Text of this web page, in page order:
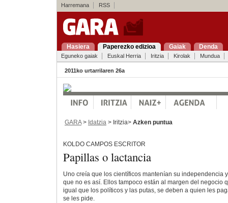
Harremana RSS
Hasiera Paperezko edizioa Gaiak Denda
Eguneko gaiak Euskal Herria Iritzia Kirolak Mundua
2011ko urtarrilaren 26a
GARA> Idatzia > Iritzia> Azken puntua
KOLDO CAMPOS ESCRITOR
Papillas o lactancia
Uno creía que los científicos mantenían su independencia
que no es así. Ellos tampoco están al margen del negocio
igual que los políticos y las putas, se deben a quien les
se les pide.